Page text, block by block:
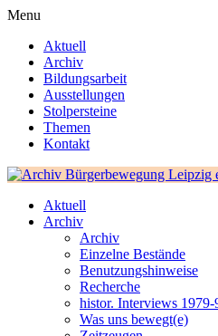
Menu
Aktuell
Archiv
Bildungsarbeit
Ausstellungen
Stolpersteine
Themen
Kontakt
Aktuell
Archiv
Archiv
Einzelne Bestände
Benutzungshinweise
Recherche
histor. Interviews 1979-
Was uns bewegt(e)